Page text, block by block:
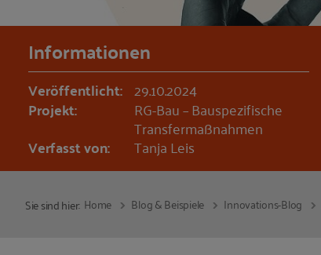
Informationen
Veröffentlicht: 29.10.2024
Projekt: RG-Bau – Bauspezifische
Transfermaßnahmen
Verfasst von: Tanja Leis
Sie sind hier: Home Blog & Beispiele Innovations-Blog